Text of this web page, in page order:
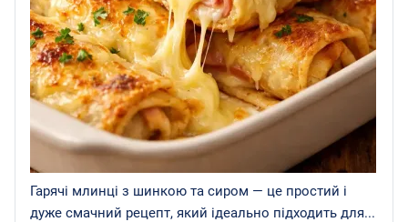
Гарячі млинці з шинкою та сиром — це простий і
дуже смачний рецепт, який ідеально підходить для...